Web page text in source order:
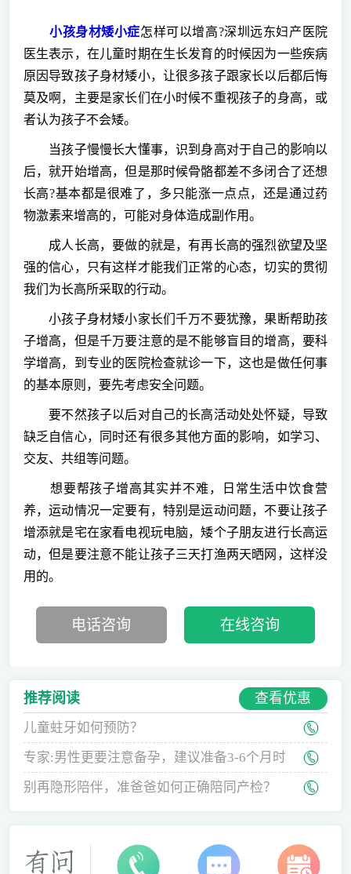
小孩身材矮小症怎样可以增高?深圳远东妇产医院
医生表示，在儿童时期在生长发育的时候因为一些疾病
原因导致孩子身材矮小，让很多孩子跟家长以后都后悔
莫及啊，主要是家长们在小时候不重视孩子的身高，或
者认为孩子不会矮。
当孩子慢慢长大懂事，识到身高对于自己的影响以
后，就开始增高，但是那时候骨骼都差不多闭合了还想
长高?基本都是很难了，多只能涨一点点，还是通过药
物激素来增高的，可能对身体造成副作用。
成人长高，要做的就是，有再长高的强烈欲望及坚
强的信心，只有这样才能我们正常的心态，切实的贯彻
我们为长高所采取的行动。
小孩子身材矮小家长们千万不要犹豫，果断帮助孩
子增高，但是千万要注意的是不能够盲目的增高，要科
学增高，到专业的医院检查就诊一下，这也是做任何事
的基本原则，要先考虑安全问题。
要不然孩子以后对自己的长高活动处处怀疑，导致
缺乏自信心，同时还有很多其他方面的影响，如学习、
交友、共组等问题。
想要帮孩子增高其实并不难，日常生活中饮食营
养，运动情况一定要有，特别是运动问题，不要让孩子
增添就是宅在家看电视玩电脑，矮个子朋友进行长高运
动，但是要注意不能让孩子三天打渔两天晒网，这样没
用的。
电话咨询 在线咨询
推荐阅读 查看优惠
儿童蛀牙如何预防？
专家:男性更要注意备孕，建议准备3-6个月时
间
别再隐形陪伴，准爸爸如何正确陪同产检？